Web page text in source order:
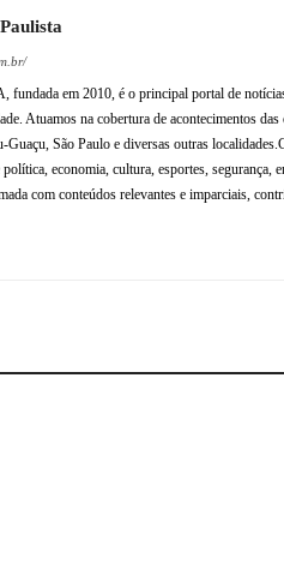
em 2010, é o principal portal de
Atuamos na cobertura de acontecimentos
Guaçu, São Paulo e diversas outras
economia, cultura, esportes,
com conteúdos relevantes e imparciais,